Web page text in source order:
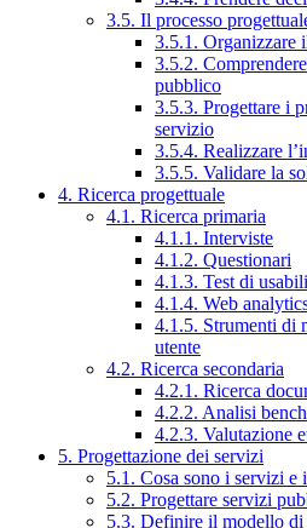
3.5. Il processo
3.5.1. Organizzare
3.5.2.
pubblico
3.5.3. Progettare i
servizio
3.5.4. Realizzare
3.5.5. Validare la
4. Ricerca progettuale
4.1. Ricerca primaria
4.1.1. Interviste
4.1.2. Questionari
4.1.3. Test di
4.1.4. Web
4.1.5. Strumenti di
utente
4.2. Ricerca secondaria
4.2.1. Ricerca
4.2.2. Analisi
4.2.3. Valutazione
5. Progettazione dei servizi
5.1. Cosa sono i servizi e
5.2. Progettare servizi
5.3. Definire il modello di